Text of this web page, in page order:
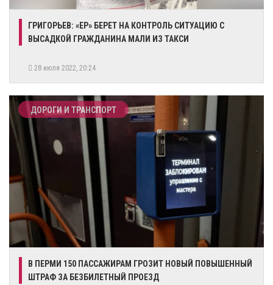
ГРИГОРЬЕВ: «ЕР» БЕРЕТ НА КОНТРОЛЬ СИТУАЦИЮ С
ВЫСАДКОЙ ГРАЖДАНИНА МАЛИ ИЗ ТАКСИ
28 июля 2022, 20:24
ДОРОГИ И ТРАНСПОРТ
В ПЕРМИ 150 ПАССАЖИРАМ ГРОЗИТ НОВЫЙ ПОВЫШЕННЫЙ
ШТРАФ ЗА БЕЗБИЛЕТНЫЙ ПРОЕЗД